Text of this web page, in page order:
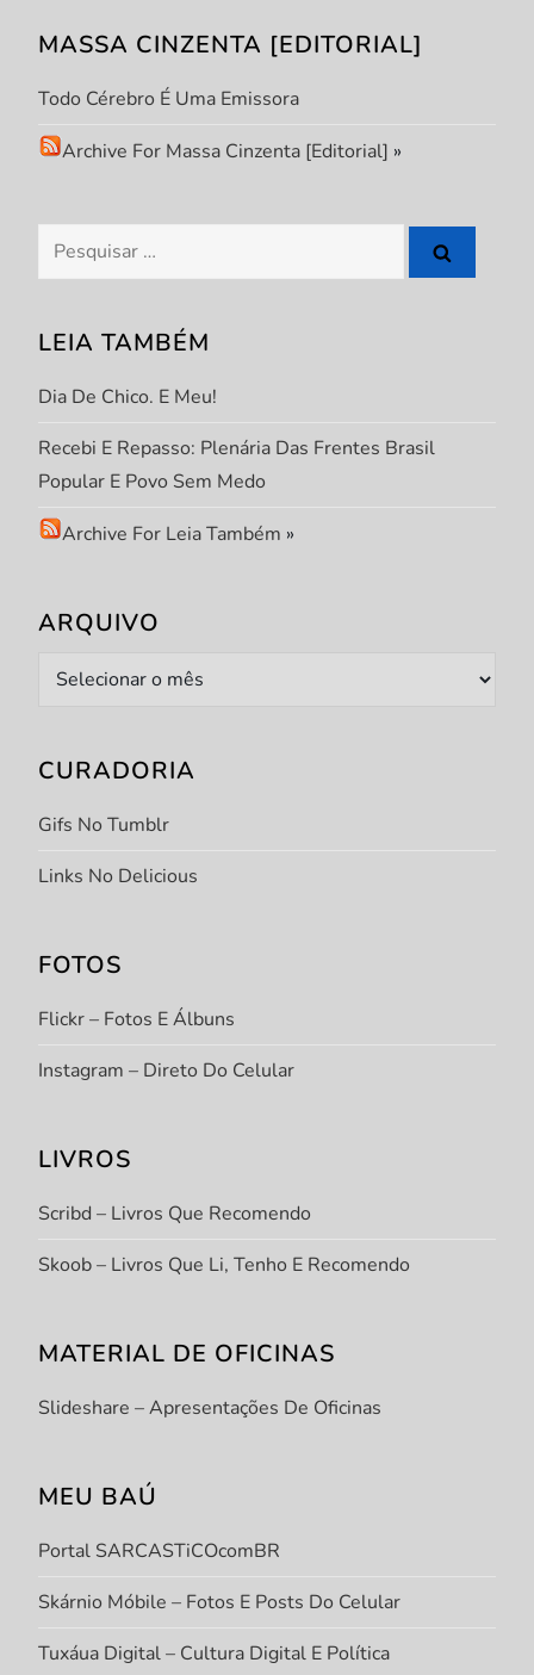
ã
o
d
e
P
o
s
t
MASSA CINZENTA [EDITORIAL]
Todo Cérebro É Uma Emissora
Archive For Massa Cinzenta [Editorial] »
Pesquisar
por:
LEIA TAMBÉM
Dia De Chico. E Meu!
Recebi E Repasso: Plenária Das Frentes Brasil
Popular E Povo Sem Medo
Archive For Leia Também »
ARQUIVO
Arquivo
CURADORIA
Gifs No Tumblr
Links No Delicious
FOTOS
Flickr – Fotos E Álbuns
Instagram – Direto Do Celular
LIVROS
Scribd – Livros Que Recomendo
Skoob – Livros Que Li, Tenho E Recomendo
MATERIAL DE OFICINAS
Slideshare – Apresentações De Oficinas
MEU BAÚ
Portal SARCASTiCOcomBR
Skárnio Móbile – Fotos E Posts Do Celular
Tuxáua Digital – Cultura Digital E Política